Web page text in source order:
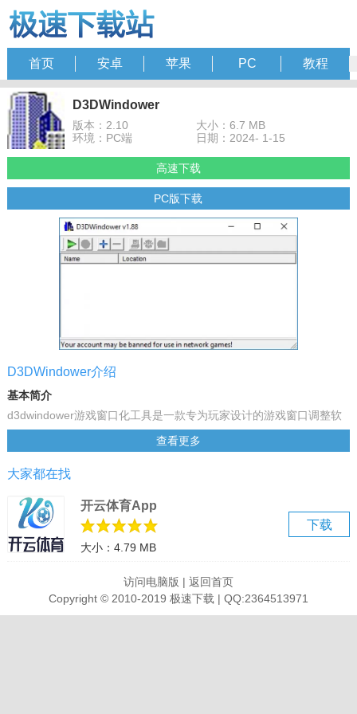
首页 安卓 苹果 PC 教程
D3DWindower
版本：2.10
大小：6.7 MB
环境：PC端
日期：2024- 1-15
高速下载
PC版下载
D3DWindower介绍
基本简介
d3dwindower游戏窗口化工具是一款专为玩家设计的游戏窗口调整软
件。d3dwindower游戏窗口化工具主要是将电脑全屏游戏改为电脑窗
口模式，让玩家能体验到极致游戏操作。
D3DWindower安装步骤
1、此版本为免安装版，在本站下载D3DWindower软件包后，只需解
压即可双击exe文件打开使用。
d3dwindower工具说明
“窗口化”设置界面
D3DWindower此界面用来设置游戏画面的显示，如果大家对游戏显示
出来的画面不满意，可以在这里进行详细设置。
“最上方管理”设置界面
查看更多
大家都在找
下载
开云体育App
大小：4.79 MB
访问电脑版 | 返回首页
Copyright © 2010-2019 极速下载 | QQ:2364513971